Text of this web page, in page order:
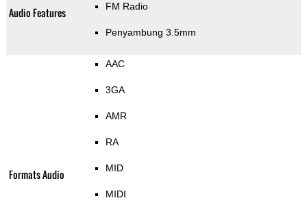
Audio Features FM Radio
Penyambung 3.5mm
Formats Audio
AAC
3GA
AMR
RA
MID
MIDI